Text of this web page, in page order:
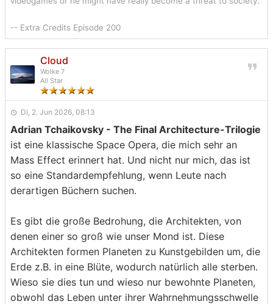
-- Extra Credits Episode 200
Cloud
Wolke 7
All Star
Di, 2. Jun 2026, 08:13
Adrian Tchaikovsky - The Final Architecture-Trilogie
ist eine klassische Space Opera, die mich sehr an
Mass Effect erinnert hat. Und nicht nur mich, das ist
so eine Standardempfehlung, wenn Leute nach
derartigen Büchern suchen.
Es gibt die große Bedrohung, die Architekten, von
denen einer so groß wie unser Mond ist. Diese
Architekten formen Planeten zu Kunstgebilden um, die
Erde z.B. in eine Blüte, wodurch natürlich alle sterben.
Wieso sie dies tun und wieso nur bewohnte Planeten,
obwohl das Leben unter ihrer Wahrnehmungsschwelle